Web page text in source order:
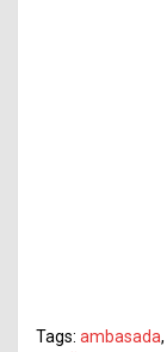
Tags: ambasada,